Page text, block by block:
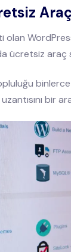
ücretsiz araç
bir